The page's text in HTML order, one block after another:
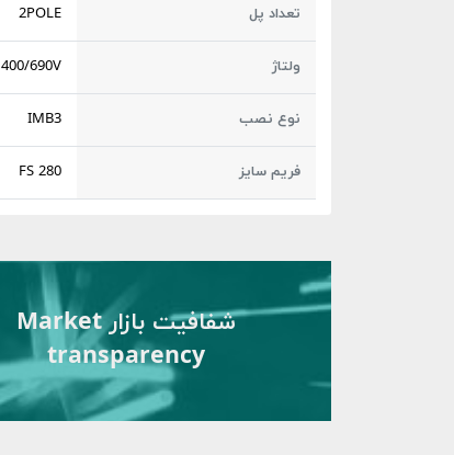
تعداد پل 2POLE
ولتاژ 400/690V
نوع نصب IMB3
فریم سایز FS 280
شفافیت بازار Market
transparency